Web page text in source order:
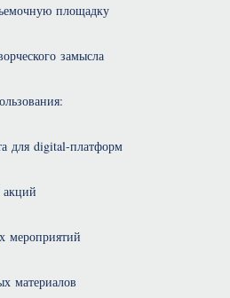
площадку
замысла
для digital-платформ
мероприятий
материалов